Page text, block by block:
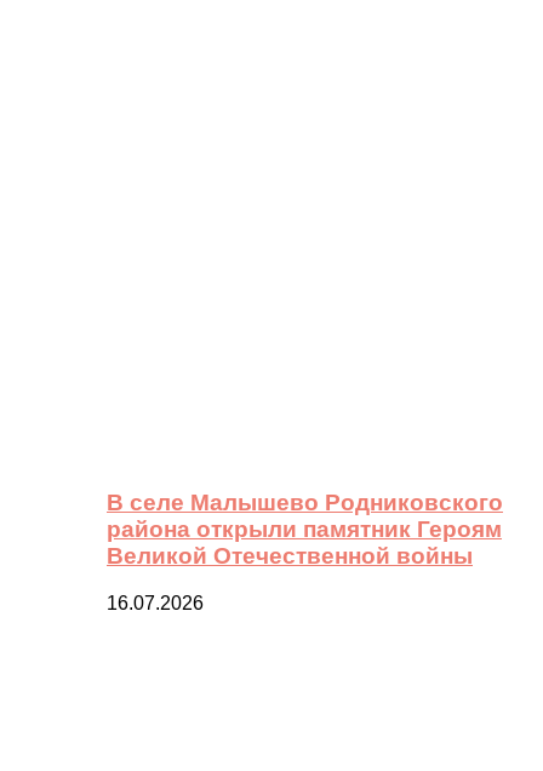
В селе Малышево Родниковского
района открыли памятник Героям
Великой Отечественной войны
16.07.2026